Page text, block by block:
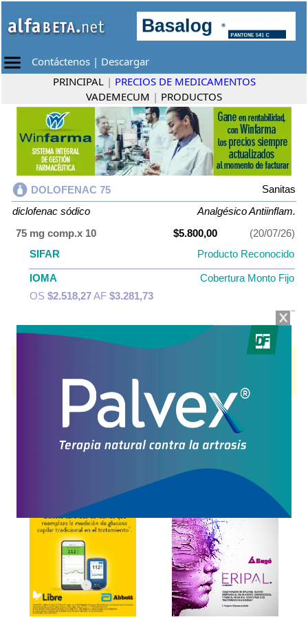
Contáctenos | Descargar
PRINCIPAL | PRECIOS DE MEDICAMENTOS
VADEMECUM | PRODUCTOS
DOLOFENAC 75
Sanitas
diclofenac sódico
Analgésico Antiinflam.
75 mg comp.x 10
$5.800,00
(20/07/26)
SIFAR
Producto Reconocido
IOMA
Cobertura Monto Fijo
OS $2.518,27AF $3.281,73
presentación disponible.
Otros productos deSanitas